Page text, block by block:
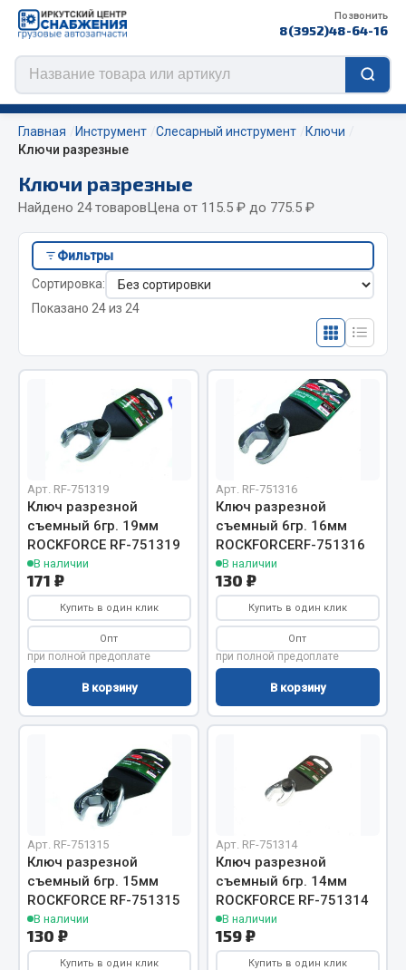
Позвонить
8(3952)48-64-16
Цепи противоскольжения
ЦЕПИ РОССИЯ
ЦЕПИ BOHU (Китай)
Изготовление цепей на колеса BOHU
QITONG
Весь раздел
Отопители салона, подогреватели
Автономные воздушные отопители
Жидкостные подогреватели
Отопители салона
Подогреватели тосола
Весь раздел
Автотовары
Аксессуары автомобильные
Аптечки и знаки автомобильные
Вентиляторы кабины
Вымпела
Показать ещё
Весь раздел
Смазочные материалы
Главная Инструмент Слесарный инструмент
Ключи
Ключи разрезные
Ключи разрезные
Найдено 24 товаровЦена от 115.5 ₽ до 775.5 ₽
Фильтры
Сортировка:
Показано 24 из 24
Арт. RF-751319
Ключ разрезной
съемный 6гр. 19мм
ROCKFORCE RF-751319
В наличии
171 ₽
Купить в один клик
Опт
при полной предоплате
В корзину
Арт. RF-751316
Ключ разрезной
съемный 6гр. 16мм
ROCKFORCERF-751316
В наличии
130 ₽
Купить в один клик
Опт
при полной предоплате
В корзину
Арт. RF-751315
Ключ разрезной
съемный 6гр. 15мм
ROCKFORCE RF-751315
В наличии
130 ₽
Купить в один клик
Арт. RF-751314
Ключ разрезной
съемный 6гр. 14мм
ROCKFORCE RF-751314
В наличии
159 ₽
Купить в один клик